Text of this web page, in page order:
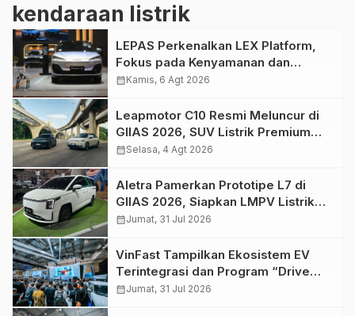
kendaraan listrik
LEPAS Perkenalkan LEX Platform,
Fokus pada Kenyamanan dan
Efisiensi Berkendara
calendar_monthKamis, 6 Agt 2026
Leapmotor C10 Resmi Meluncur di
GIIAS 2026, SUV Listrik Premium
Dibanderol Mulai Rp 598 Juta
calendar_monthSelasa, 4 Agt 2026
Aletra Pamerkan Prototipe L7 di
GIIAS 2026, Siapkan LMPV Listrik
untuk Keluarga Indonesia
calendar_monthJumat, 31 Jul 2026
VinFast Tampilkan Ekosistem EV
Terintegrasi dan Program “Drive
Worry Free” di GIIAS 2026
calendar_monthJumat, 31 Jul 2026